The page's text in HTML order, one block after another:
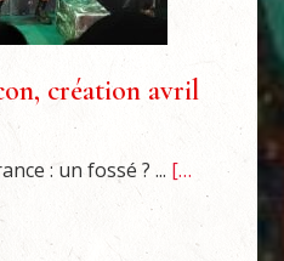
création avril
: un fossé ? ... […